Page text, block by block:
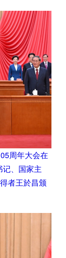
周年大会在
、国家主
者王於昌颁